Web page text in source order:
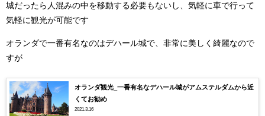
城だったら人混みの中を移動する必要もないし、気軽に車で行って
気軽に観光が可能です
オランダで一番有名なのはデハール城で、非常に美しく綺麗なので
すが
オランダ観光_一番有名なデハール城がアムステルダムから近
くてお勧め
2021.3.16